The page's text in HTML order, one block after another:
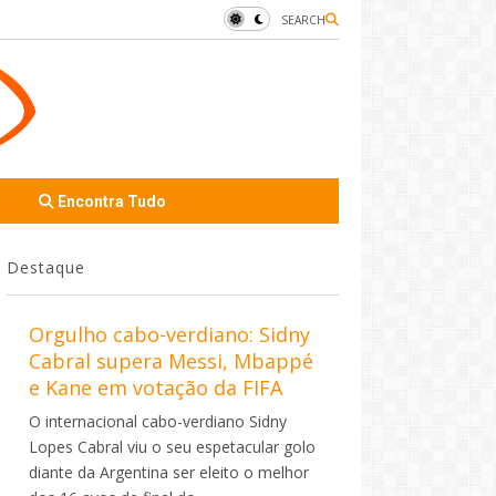
SEARCH
Encontra Tudo
Destaque
Orgulho cabo-verdiano: Sidny
Cabral supera Messi, Mbappé
e Kane em votação da FIFA
O internacional cabo-verdiano Sidny
Lopes Cabral viu o seu espetacular golo
diante da Argentina ser eleito o melhor